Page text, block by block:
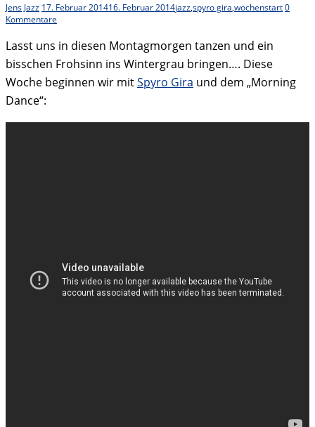
JensJazz 17. Februar 201416. Februar 2014jazz,spyro gira,wochenstart0
Kommentare
Lasst uns in diesen Montagmorgen tanzen und ein
bisschen Frohsinn ins Wintergrau bringen…. Diese
Woche beginnen wir mitSpyro Gira und dem „Morning
Dance“: